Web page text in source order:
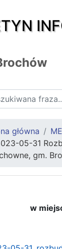
główna
05-31
gm.
w